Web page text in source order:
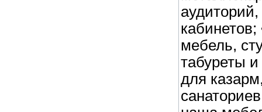
мебель,
табуреты
для